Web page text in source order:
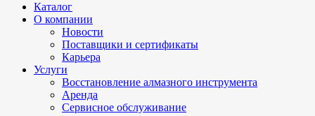
Каталог
О компании
Новости
Поставщики и сертификаты
Карьера
Услуги
Восстановление алмазного инструмента
Аренда
Сервисное обслуживание